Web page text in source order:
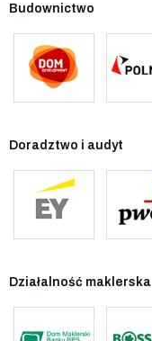
Budownictwo
Doradztwo i audyt
Działalność maklerska